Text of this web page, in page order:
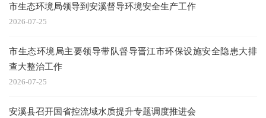
市生态环境局领导到安溪督导环境安全生产工作
2026-07-25
市生态环境局主要领导带队督导晋江市环保设施安全隐患大排
查大整治工作
2026-07-25
安溪县召开国省控流域水质提升专题调度推进会